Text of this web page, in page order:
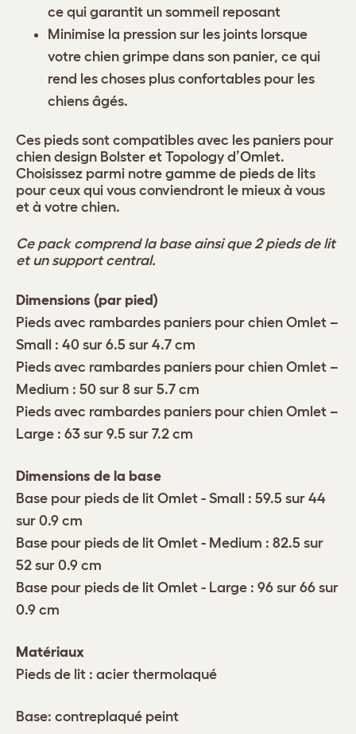
ce qui garantit un sommeil reposant
Minimise la pression sur les joints lorsque
votre chien grimpe dans son panier, ce qui
rend les choses plus confortables pour les
chiens âgés.
Ces pieds sont compatibles avec les paniers pour
chien design Bolster et Topology d’Omlet.
Choisissez parmi notre gamme de pieds de lits
pour ceux qui vous conviendront le mieux à vous
et à votre chien.
Ce pack comprend la base ainsi que 2 pieds de lit
et un support central.
Dimensions (par pied)
Pieds avec rambardes paniers pour chien Omlet –
Small : 40 sur 6.5 sur 4.7 cm
Pieds avec rambardes paniers pour chien Omlet –
Medium : 50 sur 8 sur 5.7 cm
Pieds avec rambardes paniers pour chien Omlet –
Large : 63 sur 9.5 sur 7.2 cm
Dimensions de la base
Base pour pieds de lit Omlet - Small : 59.5 sur 44
sur 0.9 cm
Base pour pieds de lit Omlet - Medium : 82.5 sur
52 sur 0.9 cm
Base pour pieds de lit Omlet - Large : 96 sur 66 sur
0.9 cm
Matériaux
Pieds de lit : acier thermolaqué
Base: contreplaqué peint